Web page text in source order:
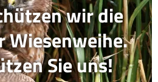
wir die
Wiesenweihe.
Sie uns!